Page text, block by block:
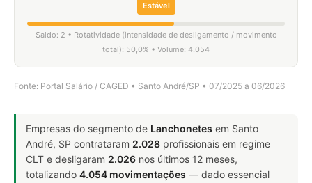
Estável
Saldo: 2 • Rotatividade (intensidade de desligamento / movimento
total): 50,0% • Volume: 4.054
Fonte: Portal Salário / CAGED • Santo André/SP • 07/2025 a 06/2026
Empresas do segmento de Lanchonetes em Santo
André, SP contrataram 2.028 profissionais em regime
CLT e desligaram 2.026 nos últimos 12 meses,
totalizando 4.054 movimentações — dado essencial